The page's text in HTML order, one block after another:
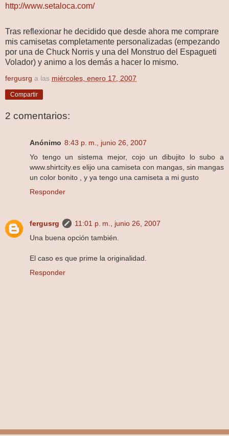
http://www.setaloca.com/
Tras reflexionar he decidido que desde ahora me comprare
mis camisetas completamente personalizadas (empezando
por una de Chuck Norris y una del Monstruo del Espagueti
Volador) y animo a los demás a hacer lo mismo.
fergusrg a las miércoles, enero 17, 2007
Compartir
2 comentarios:
Anónimo 8:43 p. m., junio 26, 2007
Yo tengo un sistema mejor, cojo un dibujito lo subo a
www.shirtcity.es elijo una camiseta con mangas, sin mangas
un color bonito , y ya tengo una camiseta a mi gusto
Responder
fergusrg
11:01 p. m., junio 26, 2007
Una buena opción también.
El caso es que prime la originalidad.
Responder